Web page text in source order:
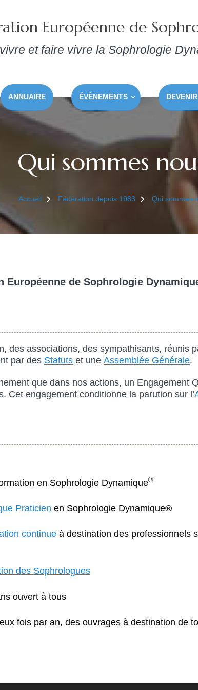
Européenne de
et faire vivre la Sophrologie
ANNUAIRE ÉVÈNEMENTS
Qui sommes
Accueil Fédération depuis 1983 Qui sommes
de Sophrologie
des associations, des sympathisants, réunis
par des Statuts et une Assemblée Générale.
que dans nos actions, un Engagement
Cet engagement conditionne la parution sur l’
en Sophrologie Dynamique®
Praticien en Sophrologie Dynamique®
continueà destination des professionnels
des Sophrologues
ouvert à tous
fois par an, des ouvrages à destination de